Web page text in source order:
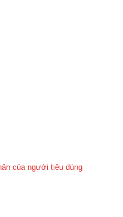
của người tiêu dùng